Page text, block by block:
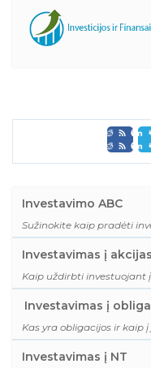
Investavimo ABC
Sužinokite kaip pradėti
Investavimas į akcijas
Kaip uždirbti investuojant
Investavimas į
Kas yra obligacijos ir kaip
Investavimas į NT